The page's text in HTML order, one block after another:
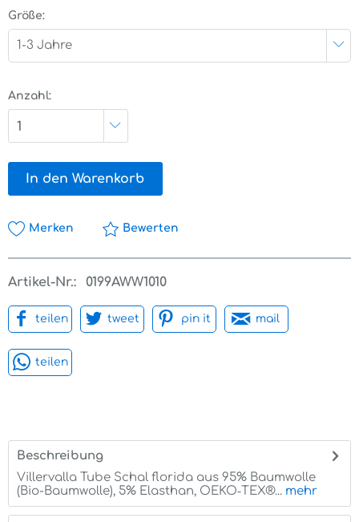
Größe:
1-3 Jahre
Anzahl:
1
In den Warenkorb
Merken Bewerten
Artikel-Nr.: 0199AWW1010
teilen tweet pin it mail
teilen
Beschreibung
Villervalla Tube Schal florida aus 95% Baumwolle
(Bio-Baumwolle), 5% Elasthan, OEKO‑TEX®... mehr